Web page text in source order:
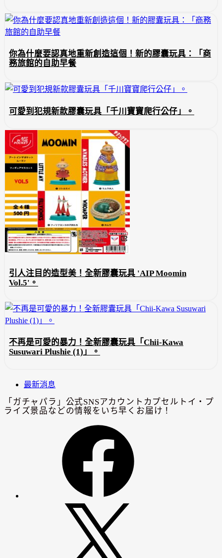
你為什麼要認真地重新創造這個！新的膠囊玩具：「商
務旅館的自助早餐
可愛到犯規新款膠囊玩具「千川寶寶爬行公仔」。
引人注目的造型美！全新膠囊玩具 'AIP Moomin
Vol.5'。
不再是可愛的暴力！全新膠囊玩具「Chii-Kawa
Susuwari Plushie (1)」。
最新消息